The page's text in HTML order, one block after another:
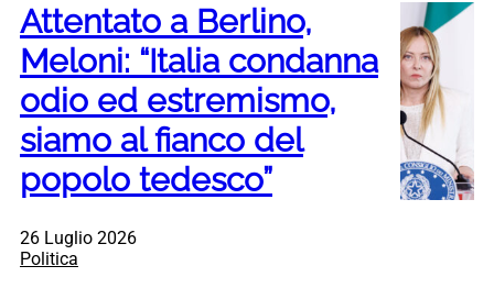
Attentato a Berlino,
Meloni: “Italia condanna
odio ed estremismo,
siamo al fianco del
popolo tedesco”
26 Luglio 2026
Politica